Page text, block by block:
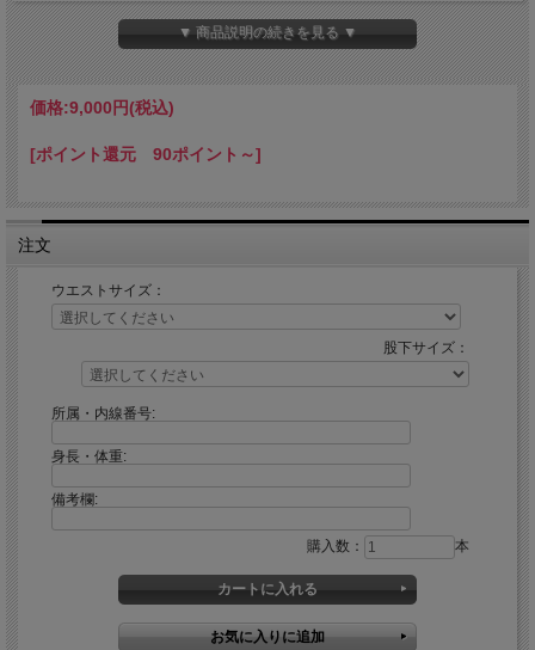
【海上自衛官の方へ】
ご注文の際、お手数ですが「所属」「階級」「内線番号」をご記入下さい。
「海上自衛官のみの販売」商品を複数点購入される場合、「所属」「階級」「内線
番号」の記入は1点のみで大丈夫です。
S(ウエスト66ｃｍ)
L(ウエスト74ｃｍ)
▼ 商品説明の続きを見る ▼
価格:9,000円(税込)
[ポイント還元 90ポイント～]
注文
ウエストサイズ：
股下サイズ：
所属・内線番号:
身長・体重:
備考欄:
購入数： 本